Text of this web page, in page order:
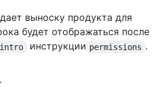
выноску продукта для
будет отображаться после
intro инструкции permissions .